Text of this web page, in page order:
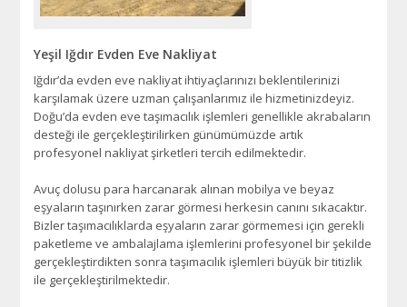
Yeşil Iğdır Evden Eve Nakliyat
Iğdır’da evden eve nakliyat ihtiyaçlarınızı beklentilerinizi
karşılamak üzere uzman çalışanlarımız ile hizmetinizdeyiz.
Doğu’da evden eve taşımacılık işlemleri genellikle akrabaların
desteği ile gerçekleştirilirken günümümüzde artık
profesyonel nakliyat şirketleri tercih edilmektedir.
Avuç dolusu para harcanarak alınan mobilya ve beyaz
eşyaların taşınırken zarar görmesi herkesin canını sıkacaktır.
Bizler taşımacılıklarda eşyaların zarar görmemesi için gerekli
paketleme ve ambalajlama işlemlerini profesyonel bir şekilde
gerçekleştirdikten sonra taşımacılık işlemleri büyük bir titizlik
ile gerçekleştirilmektedir.